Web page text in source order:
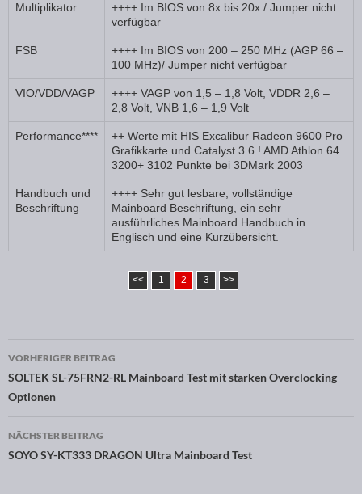
Multiplikator
++++ Im BIOS von 8x bis 20x / Jumper nicht
verfügbar
FSB
++++ Im BIOS von 200 – 250 MHz (AGP 66 –
100 MHz)/ Jumper nicht verfügbar
VIO/VDD/VAGP
++++ VAGP von 1,5 – 1,8 Volt, VDDR 2,6 –
2,8 Volt, VNB 1,6 – 1,9 Volt
Performance****
++ Werte mit HIS Excalibur Radeon 9600 Pro
Grafikkarte und Catalyst 3.6 ! AMD Athlon 64
3200+ 3102 Punkte bei 3DMark 2003
Handbuch und
Beschriftung
++++ Sehr gut lesbare, vollständige
Mainboard Beschriftung, ein sehr
ausführliches Mainboard Handbuch in
Englisch und eine Kurzübersicht.
<< 1 2 3 >>
Beitragsnavigation
VORHERIGER BEITRAG
SOLTEK SL-75FRN2-RL Mainboard Test mit starken Overclocking
Optionen
NÄCHSTER BEITRAG
SOYO SY-KT333 DRAGON Ultra Mainboard Test